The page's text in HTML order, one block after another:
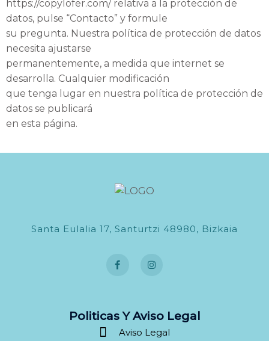
https://copylofer.com/ relativa a la protección de
datos, pulse “Contacto” y formule
su pregunta. Nuestra política de protección de datos
necesita ajustarse
permanentemente, a medida que internet se
desarrolla. Cualquier modificación
que tenga lugar en nuestra política de protección de
datos se publicará
en esta página.
Santa Eulalia 17, Santurtzi 48980, Bizkaia
a
c
k
-
f
n
s
a
m
Politicas Y Aviso Legal
Aviso Legal